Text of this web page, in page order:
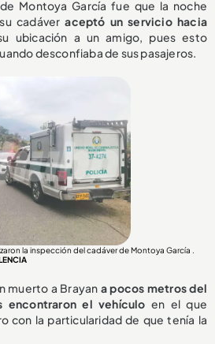
Montoya García fue que la noche
cadáveraceptó un servicio hacia
ubicación a un amigo, pues esto
desconfiaba de sus pasajeros.
la inspección del cadáver de Montoya García .
muerto a Brayan a pocos metros del
encontraron el vehículo en el que
con la particularidad de que tenía la